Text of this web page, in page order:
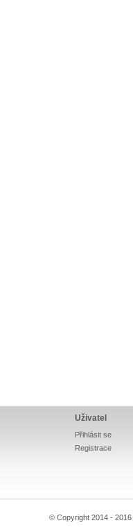
Uživatel
Přihlásit se
Registrace
© Copyright 2014 - 2016